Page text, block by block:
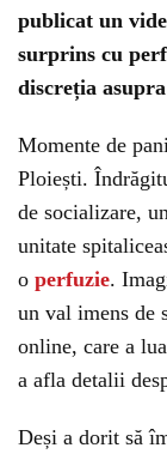
publicat un
surprins cu
discreția
Momente de
Ploiești.
de socializare,
unitate
o perfuzie.
un val imens de
online, care a
a afla detalii
Deși a dorit să